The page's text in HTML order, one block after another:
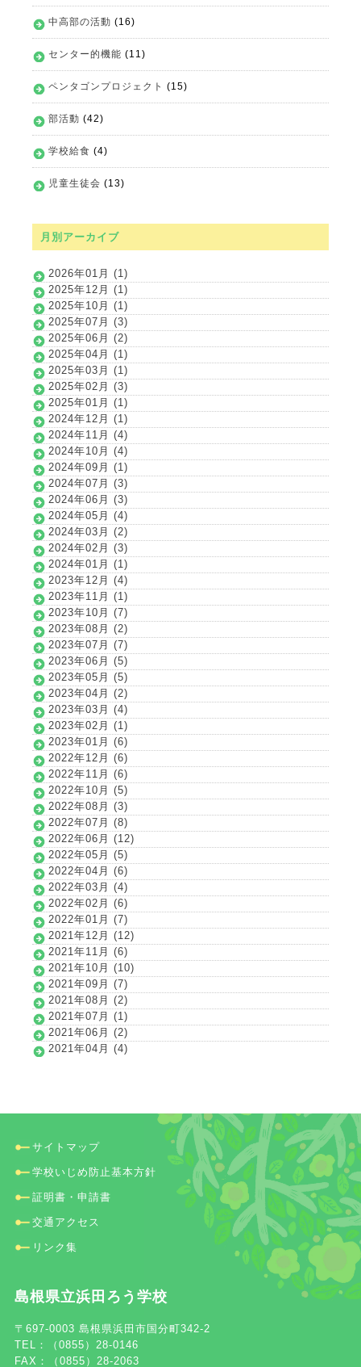
中高部の活動 (16)
センター的機能 (11)
ペンタゴンプロジェクト (15)
部活動 (42)
学校給食 (4)
児童生徒会 (13)
月別アーカイブ
2026年01月 (1)
2025年12月 (1)
2025年10月 (1)
2025年07月 (3)
2025年06月 (2)
2025年04月 (1)
2025年03月 (1)
2025年02月 (3)
2025年01月 (1)
2024年12月 (1)
2024年11月 (4)
2024年10月 (4)
2024年09月 (1)
2024年07月 (3)
2024年06月 (3)
2024年05月 (4)
2024年03月 (2)
2024年02月 (3)
2024年01月 (1)
2023年12月 (4)
2023年11月 (1)
2023年10月 (7)
2023年08月 (2)
2023年07月 (7)
2023年06月 (5)
2023年05月 (5)
2023年04月 (2)
2023年03月 (4)
2023年02月 (1)
2023年01月 (6)
2022年12月 (6)
2022年11月 (6)
2022年10月 (5)
2022年08月 (3)
2022年07月 (8)
2022年06月 (12)
2022年05月 (5)
2022年04月 (6)
2022年03月 (4)
2022年02月 (6)
2022年01月 (7)
2021年12月 (12)
2021年11月 (6)
2021年10月 (10)
2021年09月 (7)
2021年08月 (2)
2021年07月 (1)
2021年06月 (2)
2021年04月 (4)
サイトマップ
学校いじめ防止基本方針
証明書・申請書
交通アクセス
リンク集
島根県立浜田ろう学校
〒697-0003 島根県浜田市国分町342-2
TEL：（0855）28-0146
FAX：（0855）28-2063